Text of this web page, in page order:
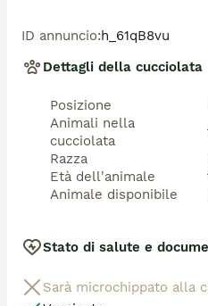
ID annuncio:h_61qB8vu
Dettagli della cucciolata
Posizione
Animali nella
cucciolata
Razza
Età dell'animale
Animale disponibile
Stato di salute e
Sarà microchippato alla